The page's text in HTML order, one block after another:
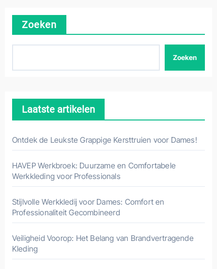
Zoeken
Zoeken
Laatste artikelen
Ontdek de Leukste Grappige Kersttruien voor Dames!
HAVEP Werkbroek: Duurzame en Comfortabele
Werkkleding voor Professionals
Stijlvolle Werkkledij voor Dames: Comfort en
Professionaliteit Gecombineerd
Veiligheid Voorop: Het Belang van Brandvertragende
Kleding